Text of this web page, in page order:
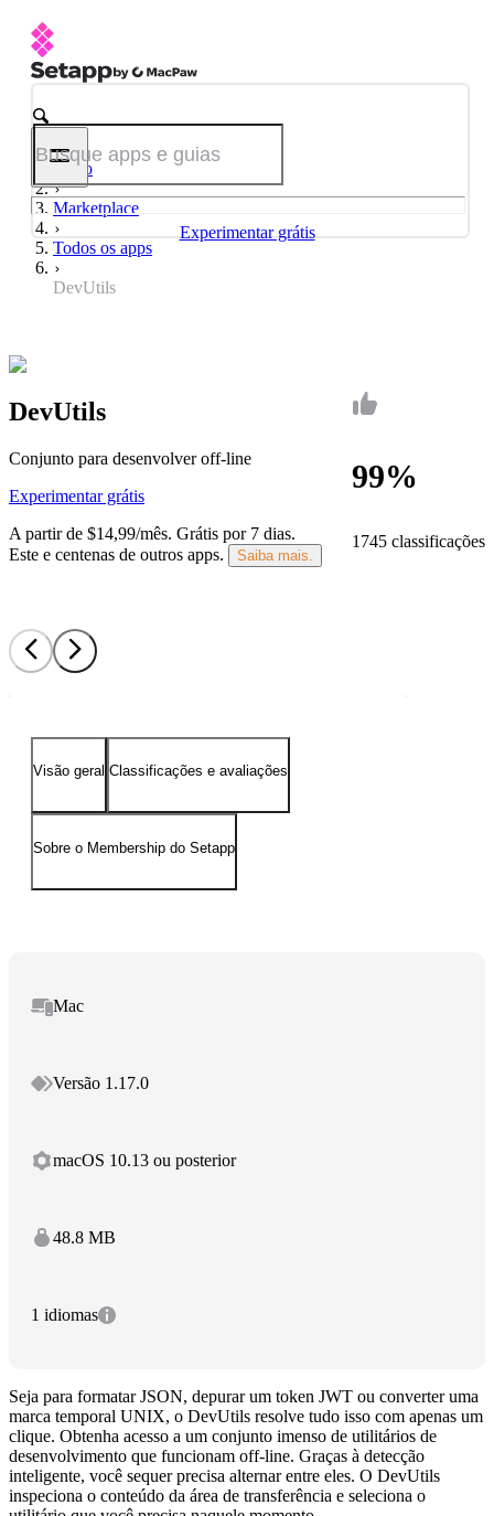
Experimentar grátis
Início
Marketplace
Todos os apps
DevUtils
99%
1745 classificações
DevUtils
Conjunto para desenvolver off‑line
Experimentar grátis
A partir de $14,99/mês. Grátis por 7 dias.
Este e centenas de outros apps.
Saiba mais.
Visão geral Classificações e avaliações
Sobre o Membership do Setapp
Mac
Versão 1.17.0
macOS 10.13 ou posterior
48.8 MB
1 idiomas
Seja para formatar JSON, depurar um token JWT ou converter uma
marca temporal UNIX, o DevUtils resolve tudo isso com apenas um
clique. Obtenha acesso a um conjunto imenso de utilitários de
desenvolvimento que funcionam off‑line. Graças à detecção
inteligente, você sequer precisa alternar entre eles. O DevUtils
inspeciona o conteúdo da área de transferência e seleciona o